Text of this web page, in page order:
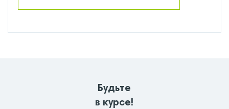
Будьте
в курсе!